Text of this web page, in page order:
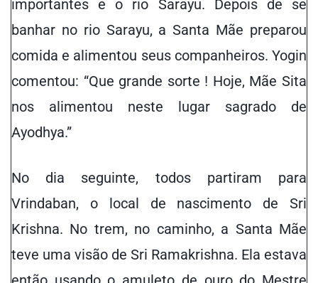
importantes e o rio Sarayu. Depois de se
banhar no rio Sarayu, a Santa Mãe preparou
comida e alimentou seus companheiros. Yogin
comentou: “Que grande sorte ! Hoje, Mãe Sita
nos alimentou neste lugar sagrado de
Ayodhya.”
No dia seguinte, todos partiram para
Vrindaban, o local de nascimento de Sri
Krishna. No trem, no caminho, a Santa Mãe
teve uma visão de Sri Ramakrishna. Ela estava